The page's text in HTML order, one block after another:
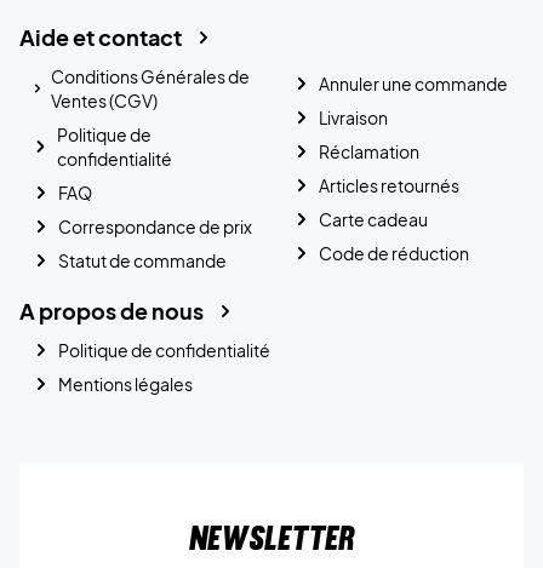
Aide et contact
Conditions Générales de
Ventes (CGV)
Politique de
confidentialité
FAQ
Correspondance de prix
Statut de commande
Annuler une commande
Livraison
Réclamation
Articles retournés
Carte cadeau
Code de réduction
A propos de nous
Politique de confidentialité
Mentions légales
Newsletter